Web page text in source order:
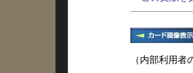
（内部利用者